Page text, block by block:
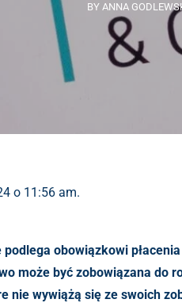
BY ANNA
o 11:56 am.
obowiązkowi
może być zobowiązana do
nie wywiążą się ze swoich